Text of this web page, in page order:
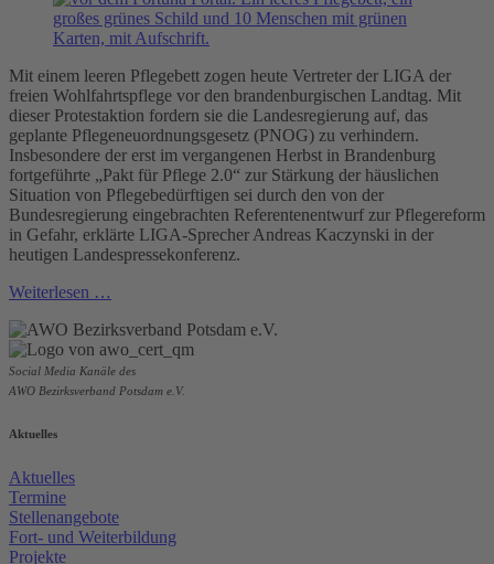
Mit einem leeren Pflegebett zogen heute Vertreter der LIGA der
freien Wohlfahrtspflege vor den brandenburgischen Landtag. Mit
dieser Protestaktion fordern sie die Landesregierung auf, das
geplante Pflegeneuordnungsgesetz (PNOG) zu verhindern.
Insbesondere der erst im vergangenen Herbst in Brandenburg
fortgeführte „Pakt für Pflege 2.0“ zur Stärkung der häuslichen
Situation von Pflegebedürftigen sei durch den von der
Bundesregierung eingebrachten Referentenentwurf zur Pflegereform
in Gefahr, erklärte LIGA-Sprecher Andreas Kaczynski in der
heutigen Landespressekonferenz.
Weiterlesen …
Social Media Kanäle des
AWO Bezirksverband Potsdam e.V.
Aktuelles
Aktuelles
Termine
Stellenangebote
Fort- und Weiterbildung
Projekte